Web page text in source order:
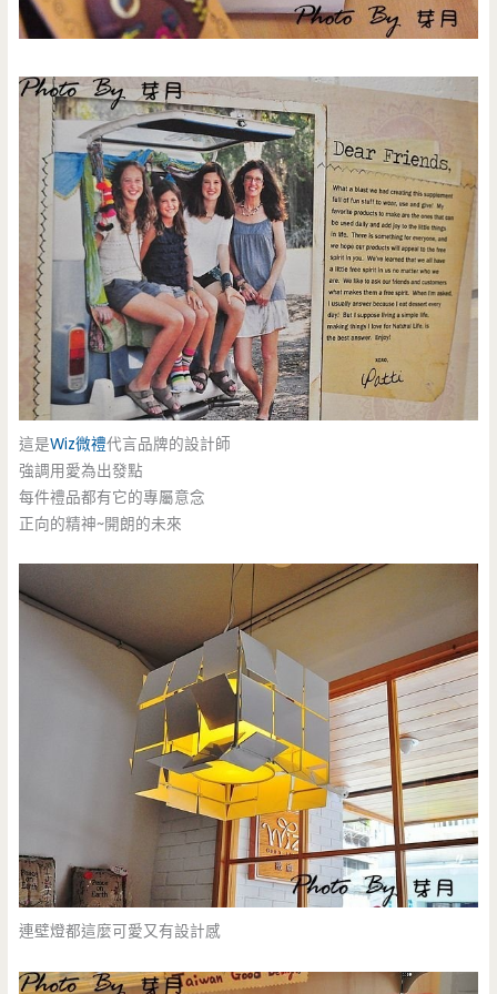
這是Wiz微禮代言品牌的設計師
強調用愛為出發點
每件禮品都有它的專屬意念
正向的精神~開朗的未來
連壁燈都這麼可愛又有設計感